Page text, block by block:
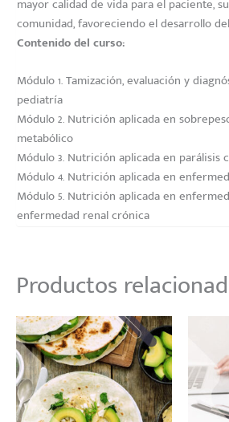
mayor calidad de vida para el paciente,
comunidad, favoreciendo el desarrollo
Contenido del curso:
Módulo 1. Tamización, evaluación y
pediatría
Módulo 2. Nutrición aplicada en
metabólico
Módulo 3. Nutrición aplicada en parálisis
Módulo 4. Nutrición aplicada en
Módulo 5. Nutrición aplicada en
enfermedad renal crónica
Productos